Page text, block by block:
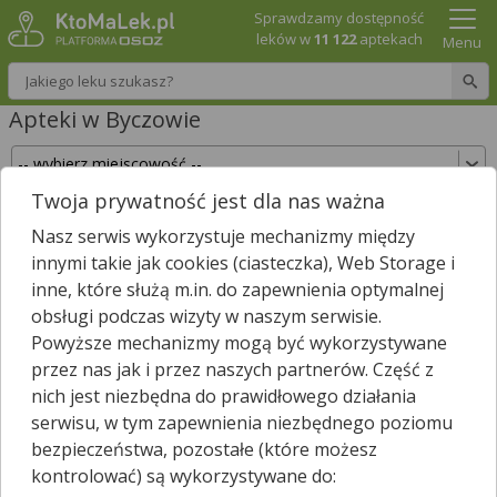
Wpisz nazwę leku
Sprawdzamy dostępność
leków w11 122aptekach Menu
Apteki w Byczowie
Sprawdź, które apteki w Byczowie posiadają
Twój lek i zarezerwuj go już teraz!
Wpisz nazwę leku
Wybierz typ aptek
Byczowienie znaleźliśmy żadnej apteki. Najbliższa apteka
Twoja prywatność jest dla nas ważna
Nasz serwis wykorzystuje mechanizmy między
innymi takie jak cookies (ciasteczka), Web Storage i
inne, które służą m.in. do zapewnienia optymalnej
obsługi podczas wizyty w naszym serwisie.
Powyższe mechanizmy mogą być wykorzystywane
przez nas jak i przez naszych partnerów. Część z
nich jest niezbędna do prawidłowego działania
serwisu, w tym zapewnienia niezbędnego poziomu
bezpieczeństwa, pozostałe (które możesz
kontrolować) są wykorzystywane do: